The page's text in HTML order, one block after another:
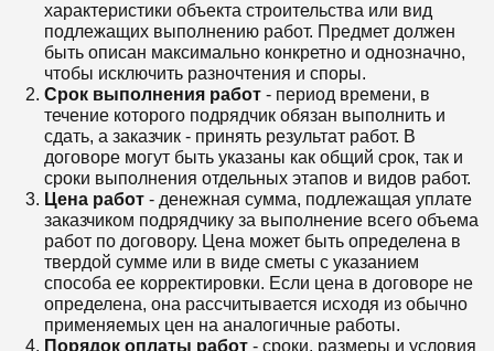
характеристики объекта строительства или вид
подлежащих выполнению работ. Предмет должен
быть описан максимально конкретно и однозначно,
чтобы исключить разночтения и споры.
Срок выполнения работ - период времени, в
течение которого подрядчик обязан выполнить и
сдать, а заказчик - принять результат работ. В
договоре могут быть указаны как общий срок, так и
сроки выполнения отдельных этапов и видов работ.
Цена работ - денежная сумма, подлежащая уплате
заказчиком подрядчику за выполнение всего объема
работ по договору. Цена может быть определена в
твердой сумме или в виде сметы с указанием
способа ее корректировки. Если цена в договоре не
определена, она рассчитывается исходя из обычно
применяемых цен на аналогичные работы.
Порядок оплаты работ - сроки, размеры и условия